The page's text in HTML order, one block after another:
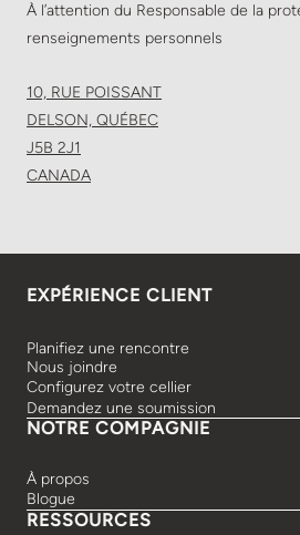
À l’attention du Responsable de la
renseignements personnels
10, RUE POISSANT
DELSON, QUÉBEC
J5B 2J1
CANADA
EXPÉRIENCE CLIENT
Planifiez une rencontre
Nous joindre
Configurez votre cellier
Demandez une soumission
NOTRE COMPAGNIE
À propos
Blogue
RESSOURCES